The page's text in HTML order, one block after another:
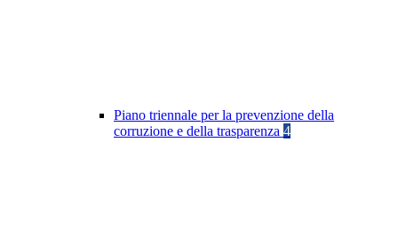
Piano triennale per la prevenzione della
corruzione e della trasparenza 4